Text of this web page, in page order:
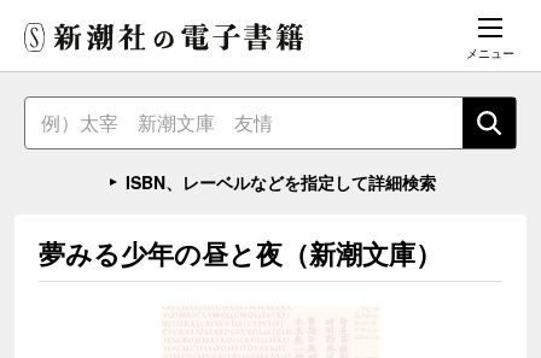
メニュー
ISBN、レーベルなどを指定して詳細検索
夢みる少年の昼と夜（新潮文庫）